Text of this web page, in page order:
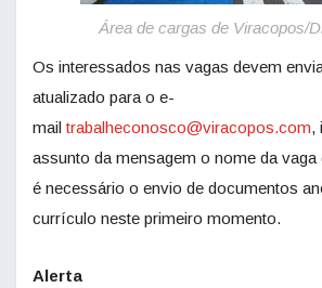
Área de cargas de Viracopos/
Os interessados nas vagas devem
atualizado para o e-
mailtrabalheconosco@viracopos.com,
assunto da mensagem o nome da vaga
é necessário o envio de documentos
currículo neste primeiro momento.
Alerta